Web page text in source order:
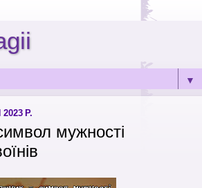
▼
Р.
мужності